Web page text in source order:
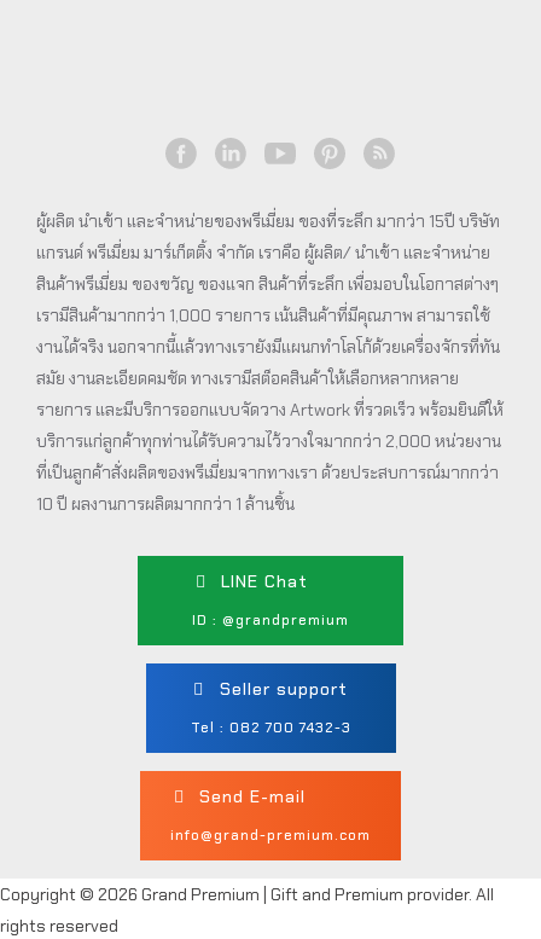
ผู้ผลิต นำเข้า และจำหน่ายของพรีเมี่ยม ของที่ระลึก มากว่า 15ปี บริษัท
แกรนด์ พรีเมี่ยม มาร์เก็ตติ้ง จำกัด เราคือ ผู้ผลิต/ นำเข้า และจำหน่าย
สินค้าพรีเมี่ยม ของขวัญ ของแจก สินค้าที่ระลึก เพื่อมอบในโอกาสต่างๆ
เรามีสินค้ามากกว่า 1,000 รายการ เน้นสินค้าที่มีคุณภาพ สามารถใช้
งานได้จริง นอกจากนี้แล้วทางเรายังมีแผนกทำโลโก้ด้วยเครื่องจักรที่ทัน
สมัย งานละเอียดคมชัด ทางเรามีสต็อคสินค้าให้เลือกหลากหลาย
รายการ และมีบริการออกแบบจัดวาง Artwork ที่รวดเร็ว พร้อมยินดีให้
บริการแก่ลูกค้าทุกท่านได้รับความไว้วางใจมากกว่า 2,000 หน่วยงาน
ที่เป็นลูกค้าสั่งผลิตของพรีเมี่ยมจากทางเรา ด้วยประสบการณ์มากกว่า
10 ปี ผลงานการผลิตมากกว่า 1 ล้านชิ้น
LINE Chat
ID : @grandpremium
Seller support
Tel : 082 700 7432-3
Send E-mail
info@grand-premium.com
Copyright © 2026 Grand Premium | Gift and Premium provider. All
rights reserved